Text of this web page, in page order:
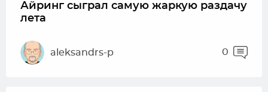
Айринг сыграл самую жаркую раздачу
лета
aleksandrs-p 0